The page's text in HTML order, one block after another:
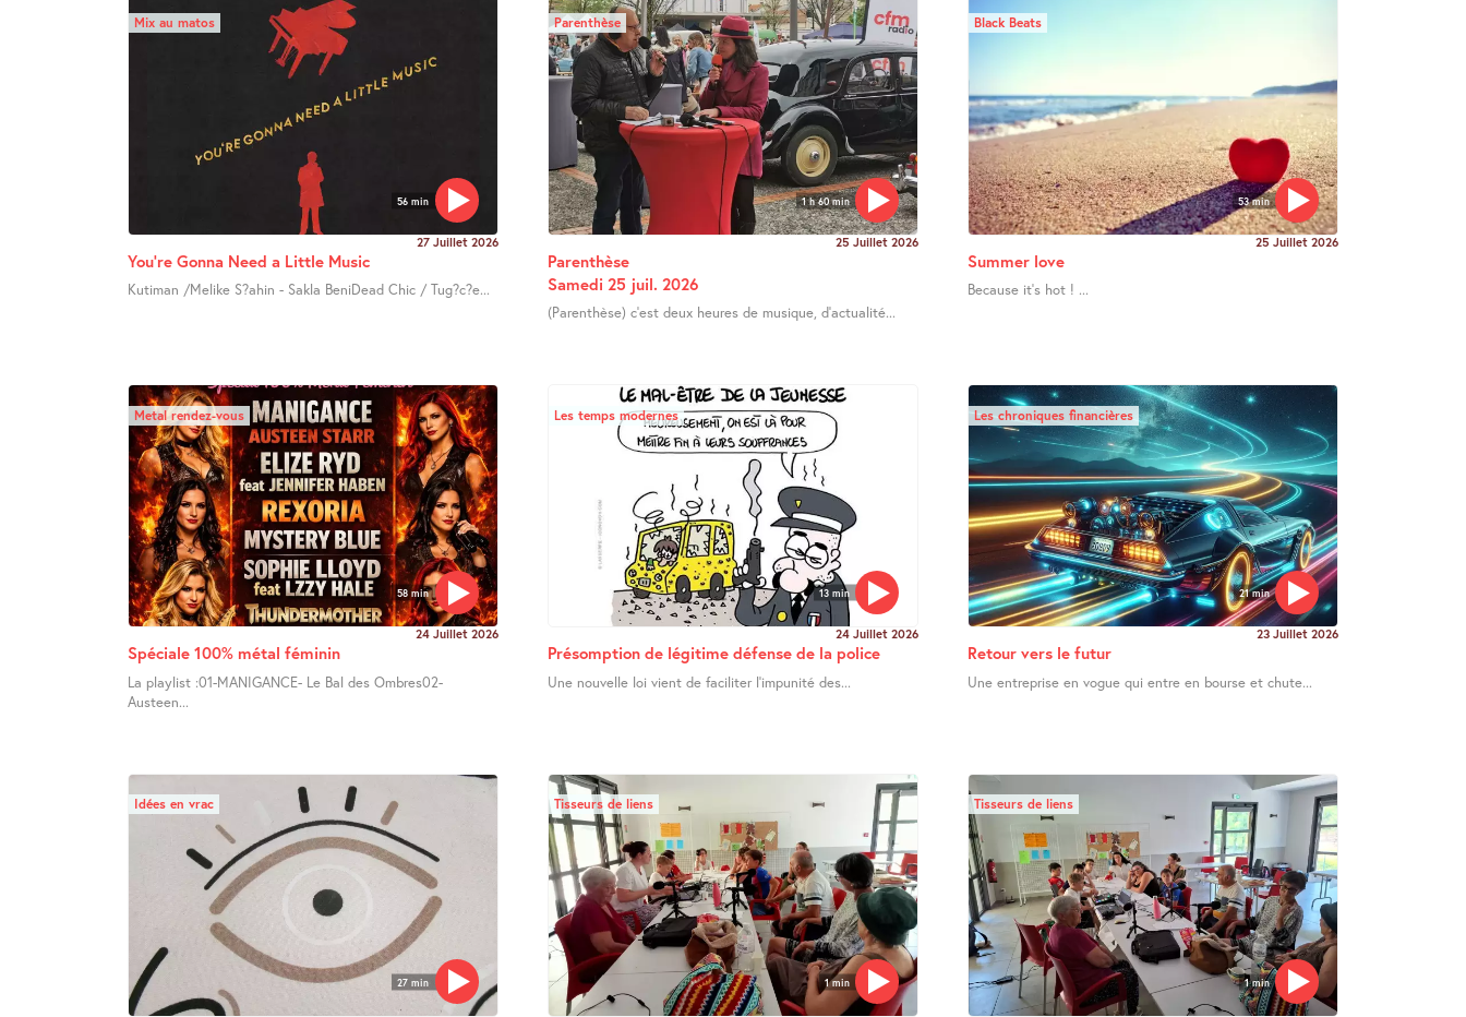
56 min
Mix au matos
27 Juillet 2026
You’re Gonna Need a Little Music
Kutiman /Melike S?ahin - Sakla BeniDead Chic / Tug?c?e...
1 h 60 min
Parenthèse
25 Juillet 2026
Parenthèse
Samedi 25 juil. 2026
(Parenthèse) c’est deux heures de musique, d’actualité...
53 min
Black Beats
25 Juillet 2026
Summer love
Because it’s hot ! ...
58 min
Metal rendez-vous
24 Juillet 2026
Spéciale 100% métal féminin
La playlist :01-MANIGANCE- Le Bal des Ombres02-
Austeen...
13 min
Les temps modernes
24 Juillet 2026
Présomption de légitime défense de la police
Une nouvelle loi vient de faciliter l’impunité des...
21 min
Les chroniques financières
23 Juillet 2026
Retour vers le futur
Une entreprise en vogue qui entre en bourse et chute...
27 min
Idées en vrac
1 min
Tisseurs de liens
1 min
Tisseurs de liens